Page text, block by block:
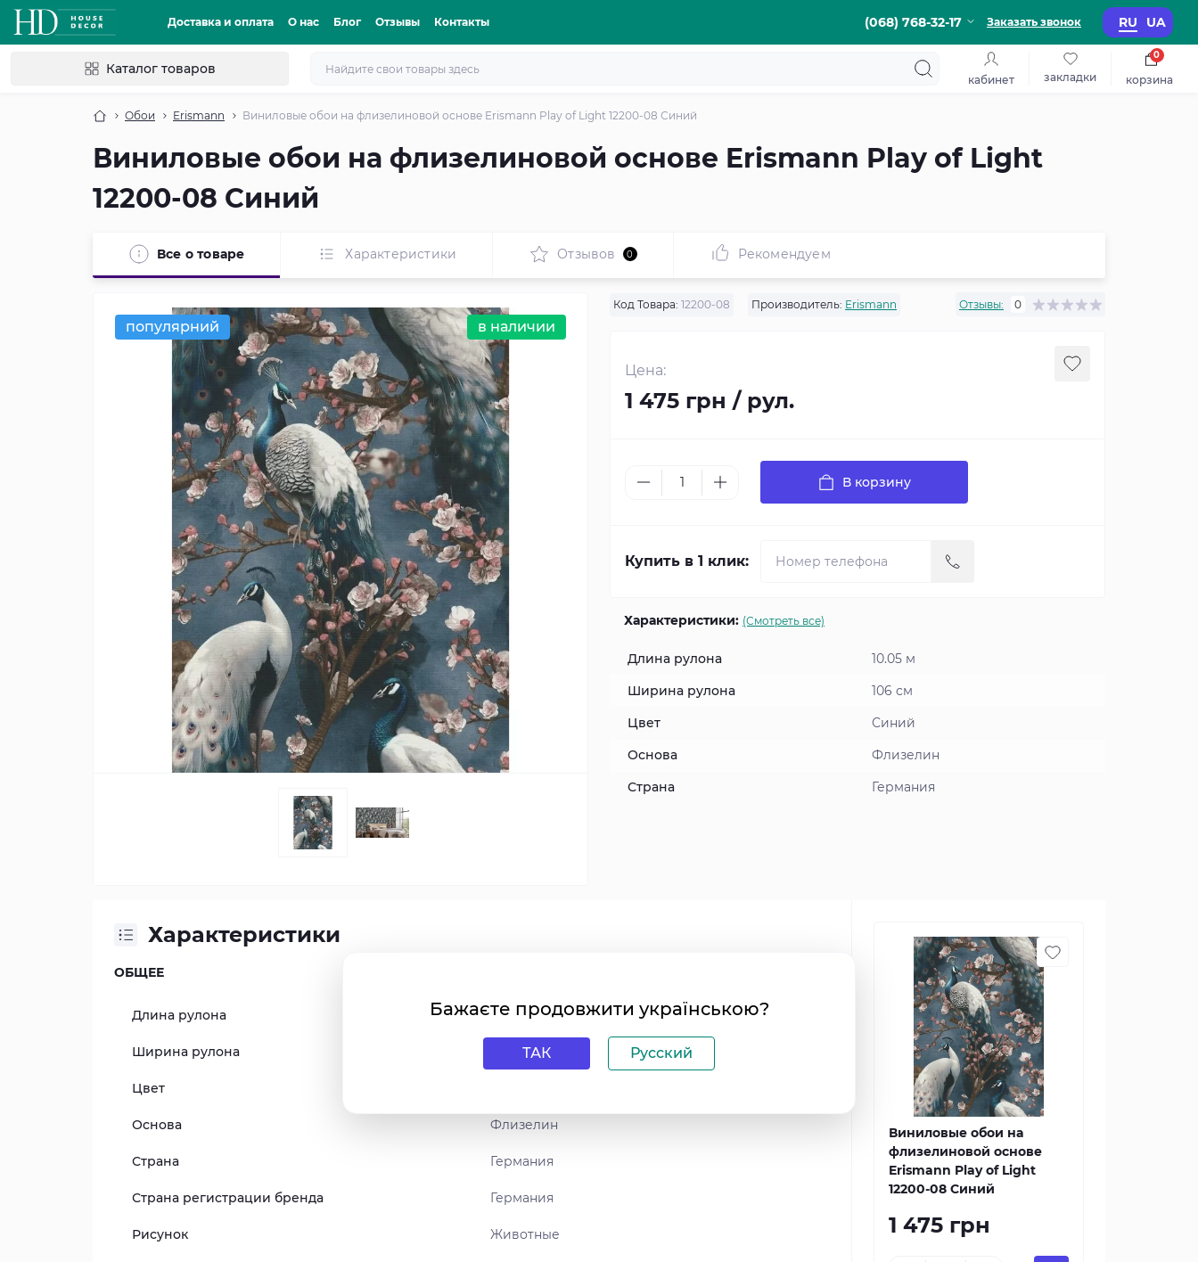
Доставка и оплата О нас Блог Отзывы Контакты (068) 768-32-17 Заказать звонок RU UA
Каталог товаров
кабинет закладки корзина
0
Обои Erismann Виниловые обои на флизелиновой основе Erismann Play of Light 12200-08 Синий
Виниловые обои на флизелиновой основе Erismann Play of Light
12200-08 Синий
Все о товаре Характеристики Отзывов 0 Рекомендуем
популярний в наличии
Код Товара: 12200-08 Производитель: Erismann Отзывы: 0
Цена:
1 475 грн / рул.
В корзину
Купить в 1 клик:
Характеристики: (Смотреть все)
Длина рулона 10.05 м
Ширина рулона 106 см
Цвет Синий
Основа Флизелин
Страна Германия
Характеристики
ОБЩЕЕ
Длина рулона 10.05 м
Ширина рулона 106 см
Цвет
Основа Флизелин
Страна Германия
Страна регистрации бренда Германия
Рисунок Животные
Виниловые обои на
флизелиновой основе
Erismann Play of Light
12200-08 Синий
1 475 грн
Бажаєте продовжити українською?
ТАК Русский